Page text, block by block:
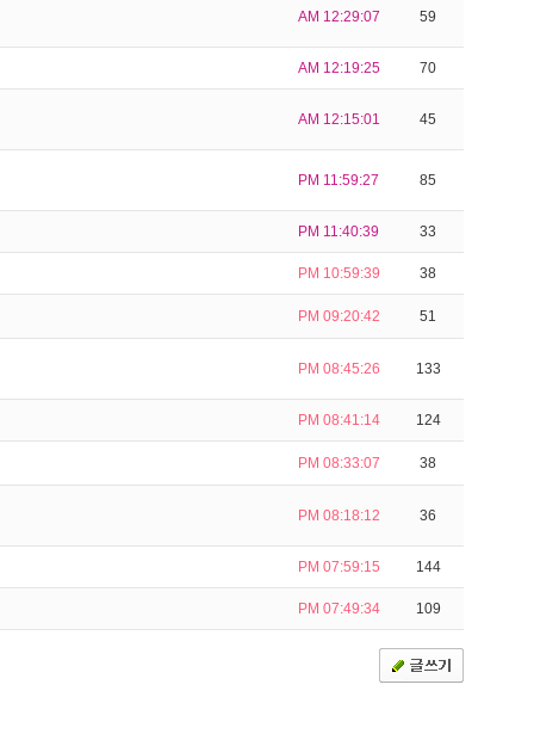
AM 12:29:07 59
AM 12:19:25 70
AM 12:15:01 45
PM 11:59:27 85
PM 11:40:39 33
PM 10:59:39 38
PM 09:20:42 51
PM 08:45:26 133
PM 08:41:14 124
PM 08:33:07 38
PM 08:18:12 36
PM 07:59:15 144
PM 07:49:34 109